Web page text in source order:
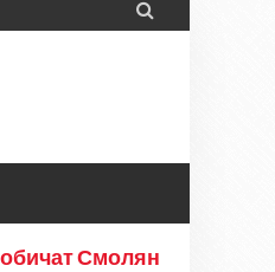

обичат Смолян